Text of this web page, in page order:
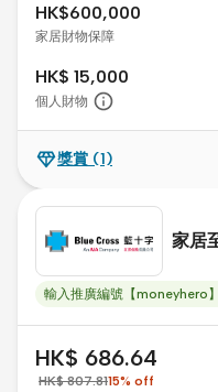
HK$600,000
家居財物保障
HK$ 15,000
個人財物
獎賞 (1)
家居
輸入推廣編號【moneyhero
HK$ 686.64
HK$ 807.8115% off